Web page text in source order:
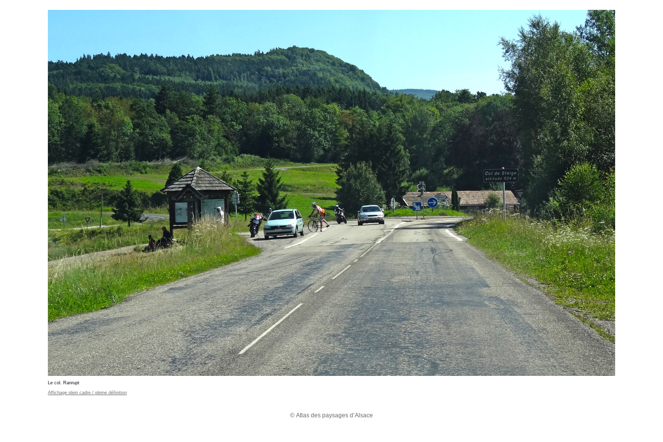
Le col. Ranrupt
Affichage plein cadre / pleine définition
© Atlas des paysages d’Alsace